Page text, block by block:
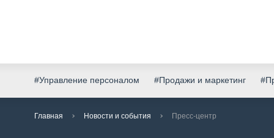
#Управление персоналом #Продажи и маркетинг
Главная Новости и события Пресс-центр